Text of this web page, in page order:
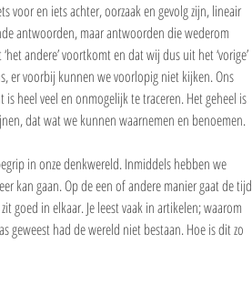
voor en iets achter, oorzaak en gevolg zijn, lineair
antwoorden, maar antwoorden die wederom
andere’ voortkomt en dat wij dus uit het ‘vorige’
er voorbij kunnen we voorlopig niet kijken. Ons
is heel veel en onmogelijk te traceren. Het geheel is
dat wat we kunnen waarnemen en benoemen.
in onze denkwereld. Inmiddels hebben we
kan gaan. Op de een of andere manier gaat de tijd
goed in elkaar. Je leest vaak in artikelen; waarom
geweest had de wereld niet bestaan. Hoe is dit zo